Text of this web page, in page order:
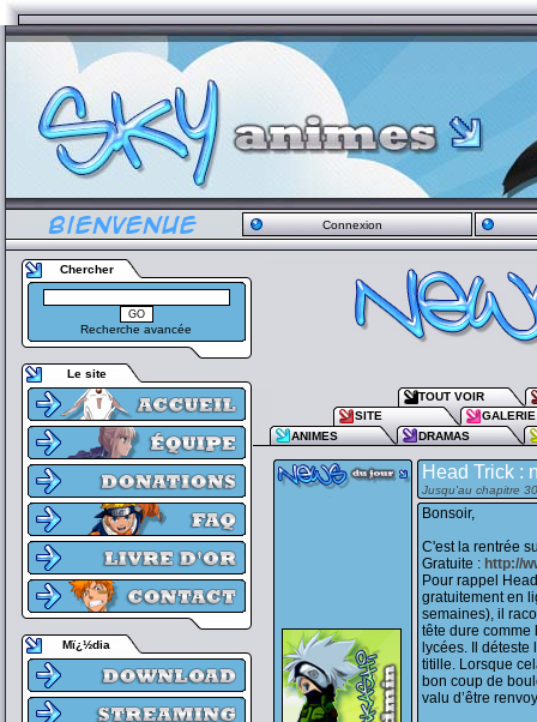
Connexion
Chercher
Recherche avancée
Le site
Mï¿½dia
TOUT VOIR
SITE
GALERIE
ANIMES
DRAMAS
Head Trick :
Jusqu'au chapitre
Bonsoir,
C'est la rentrée
Gratuite : http://
Pour rappel
gratuitement en
semaines), il
tête dure comme
lycées. Il déteste
titille. Lorsque
bon coup de
valu d’être